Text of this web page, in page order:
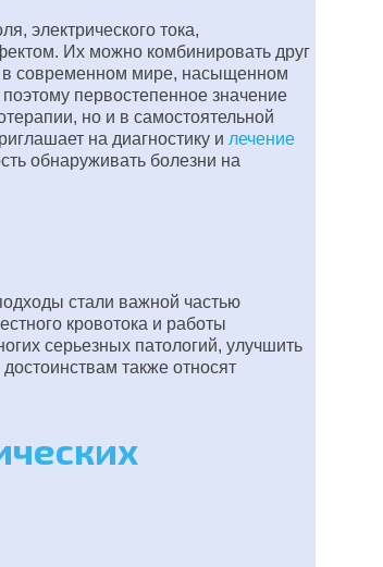
электрического тока,
Их можно комбинировать друг
в современном мире, насыщенном
первостепенное значение
но и в самостоятельной
на диагностику и лечение
обнаруживать болезни на
стали важной частью
кровотока и работы
серьезных патологий, улучшить
также относят